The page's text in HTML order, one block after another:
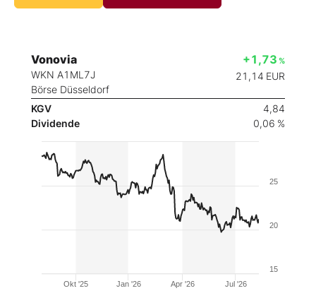
Vonovia
WKN A1ML7J
Börse Düsseldorf
+1,73 %
21,14 EUR
KGV
4,84
Dividende
0,06 %
Okt '25 Jan '26 Apr '26 Jul '26
15
20
25